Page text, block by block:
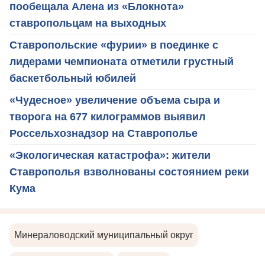
пообещала Алена из «Блокнота»
ставропольцам на выходных
Ставропольские «фурии» в поединке с
лидерами чемпионата отметили грустный
баскетбольный юбилей
«Чудесное» увеличение объема сыра и
творога на 677 килограммов выявил
Россельхознадзор на Ставрополье
«Экологическая катастрофа»: жители
Ставрополья взволнованы состоянием реки
Кума
Минераловодский муниципальный округ